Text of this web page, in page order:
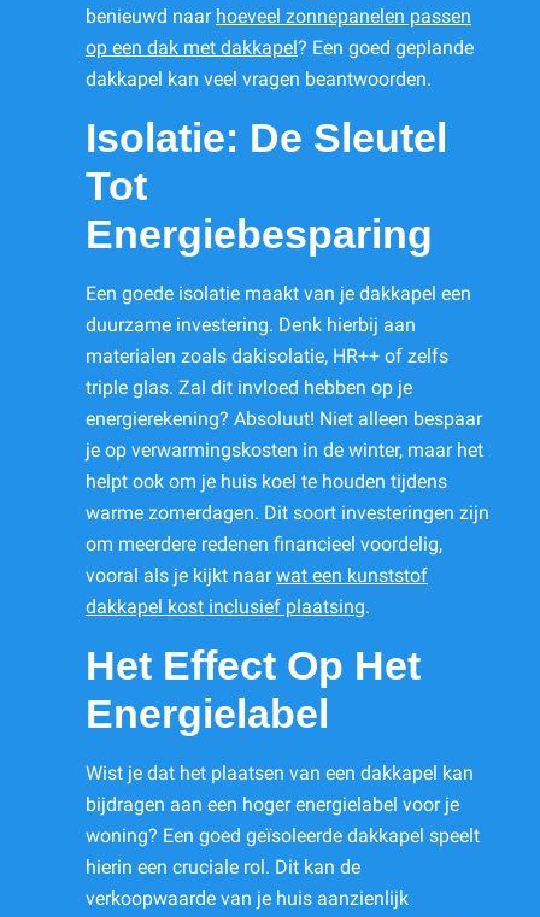
benieuwd naar hoeveel zonnepanelen passen
op een dak met dakkapel ? Een goed geplande
dakkapel kan veel vragen beantwoorden.
Isolatie: De Sleutel
Tot
Energiebesparing
Een goede isolatie maakt van je dakkapel een
duurzame investering. Denk hierbij aan
materialen zoals dakisolatie, HR++ of zelfs
triple glas. Zal dit invloed hebben op je
energierekening? Absoluut! Niet alleen bespaar
je op verwarmingskosten in de winter, maar het
helpt ook om je huis koel te houden tijdens
warme zomerdagen. Dit soort investeringen zijn
om meerdere redenen financieel voordelig,
vooral als je kijkt naarwat een kunststof
dakkapel kost inclusief plaatsing.
Het Effect Op Het
Energielabel
Wist je dat het plaatsen van een dakkapel kan
bijdragen aan een hoger energielabel voor je
woning? Een goed geïsoleerde dakkapel speelt
hierin een cruciale rol. Dit kan de
verkoopwaarde van je huis aanzienlijk